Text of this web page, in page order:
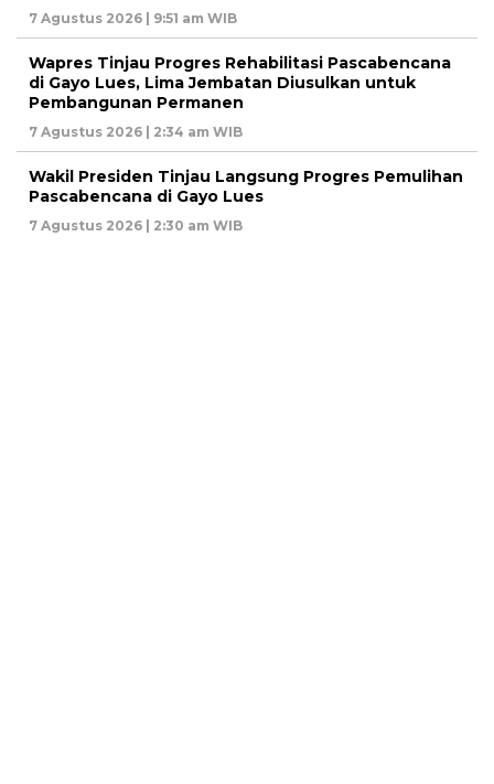
7 Agustus 2026 | 9:51 am WIB
Wapres Tinjau Progres Rehabilitasi Pascabencana
di Gayo Lues, Lima Jembatan Diusulkan untuk
Pembangunan Permanen
7 Agustus 2026 | 2:34 am WIB
Wakil Presiden Tinjau Langsung Progres Pemulihan
Pascabencana di Gayo Lues
7 Agustus 2026 | 2:30 am WIB